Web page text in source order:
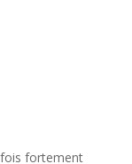
fortement